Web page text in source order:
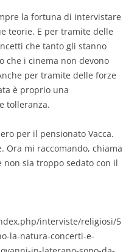
la fortuna di intervistare
teorie. E per tramite delle
che tanto gli stanno
che i cinema non devono
per tramite delle forze
è proprio una
tolleranza.
per il pensionato Vacca.
Ora mi raccomando, chiama
sia troppo sedato con il
interviste/religiosi/5
la-natura-concerti-e-